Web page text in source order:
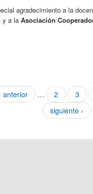
agradecimiento a la
y a la Asociación
anterior … 2 3
siguiente ›